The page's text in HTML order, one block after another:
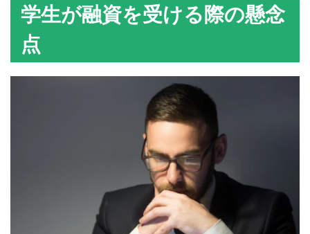
学生が融資を受ける際の懸念
点